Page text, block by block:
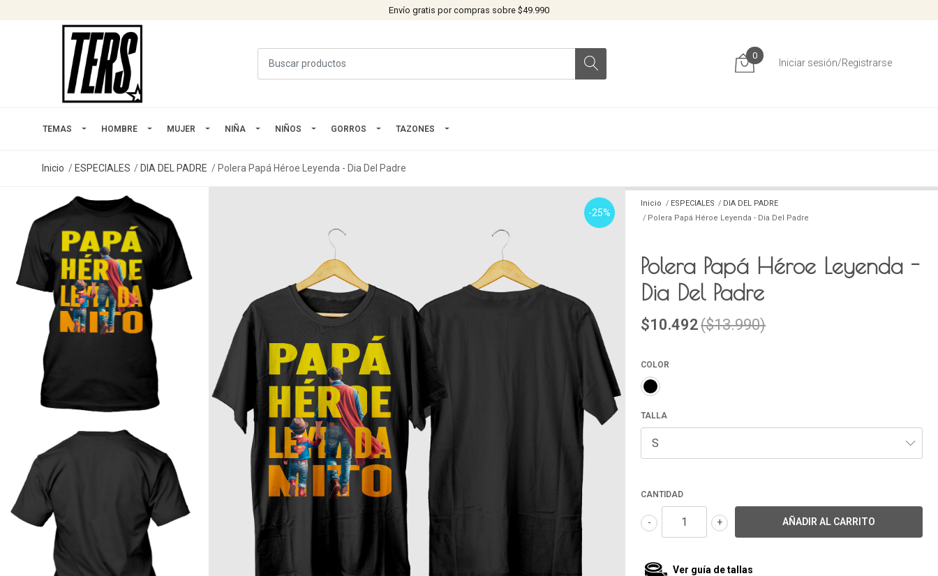
Envío gratis por compras sobre $49.990
0
Iniciar sesión/Registrarse
TEMAS HOMBRE MUJER NIÑA NIÑOS GORROS TAZONES
Inicio ESPECIALES DIA DEL PADRE Polera Papá Héroe Leyenda - Dia Del Padre
-25%
Inicio ESPECIALES
DIA DEL PADRE
Polera Papá Héroe Leyenda - Dia Del Padre
Polera Papá Héroe Leyenda -
Dia Del Padre
$10.492($13.990)
COLOR
TALLA
CANTIDAD
+
-
Ver guía de tallas